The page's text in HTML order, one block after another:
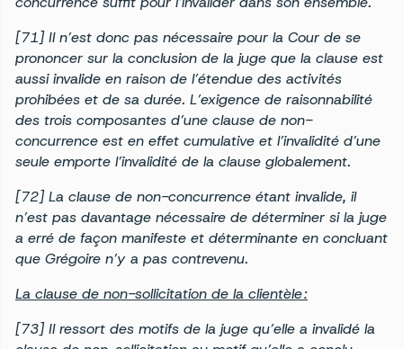
[71] Il n’est donc pas nécessaire pour la Cour de se
prononcer sur la conclusion de la juge que la clause est
aussi invalide en raison de l’étendue des activités
prohibées et de sa durée. L’exigence de raisonnabilité
des trois composantes d’une clause de non-
concurrence est en effet cumulative et l’invalidité d’une
seule emporte l’invalidité de la clause globalement.
[72] La clause de non-concurrence étant invalide, il
n’est pas davantage nécessaire de déterminer si la juge
a erré de façon manifeste et déterminante en concluant
que Grégoire n’y a pas contrevenu.
La clause de non-sollicitation de la clientèle :
[73] Il ressort des motifs de la juge qu’elle a invalidé la